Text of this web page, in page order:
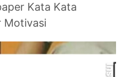
Kata Kata
Motivasi